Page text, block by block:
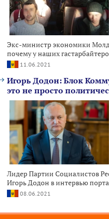
Экс-министр экономики
почему у наших
11.06.2021
Игорь Додон: Блок
это не просто
Лидер Партии Социалистов
Игорь Додон в интервью
08.06.2021